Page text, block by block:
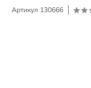
Артикул 130666